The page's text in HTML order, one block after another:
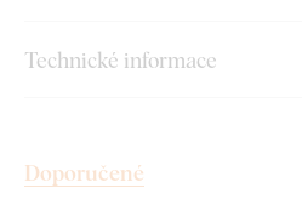
Instalace dekorace je opravdu
Technické informace
Doporučené